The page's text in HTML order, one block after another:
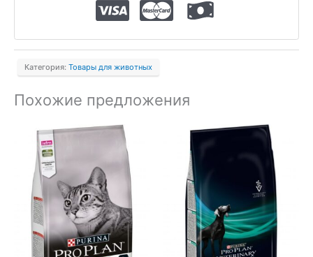
Hill's
Diet
при
весе,
курицей,
Категория: Товары для животных
Похожие предложения